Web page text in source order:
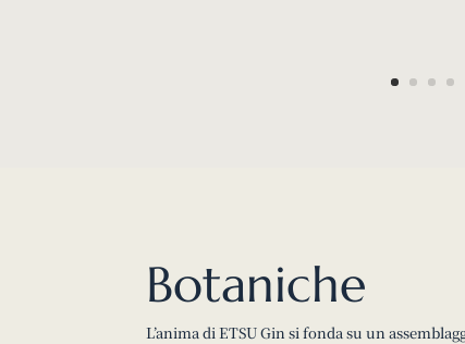
Botaniche
L’anima di ETSU Gin si fonda su un